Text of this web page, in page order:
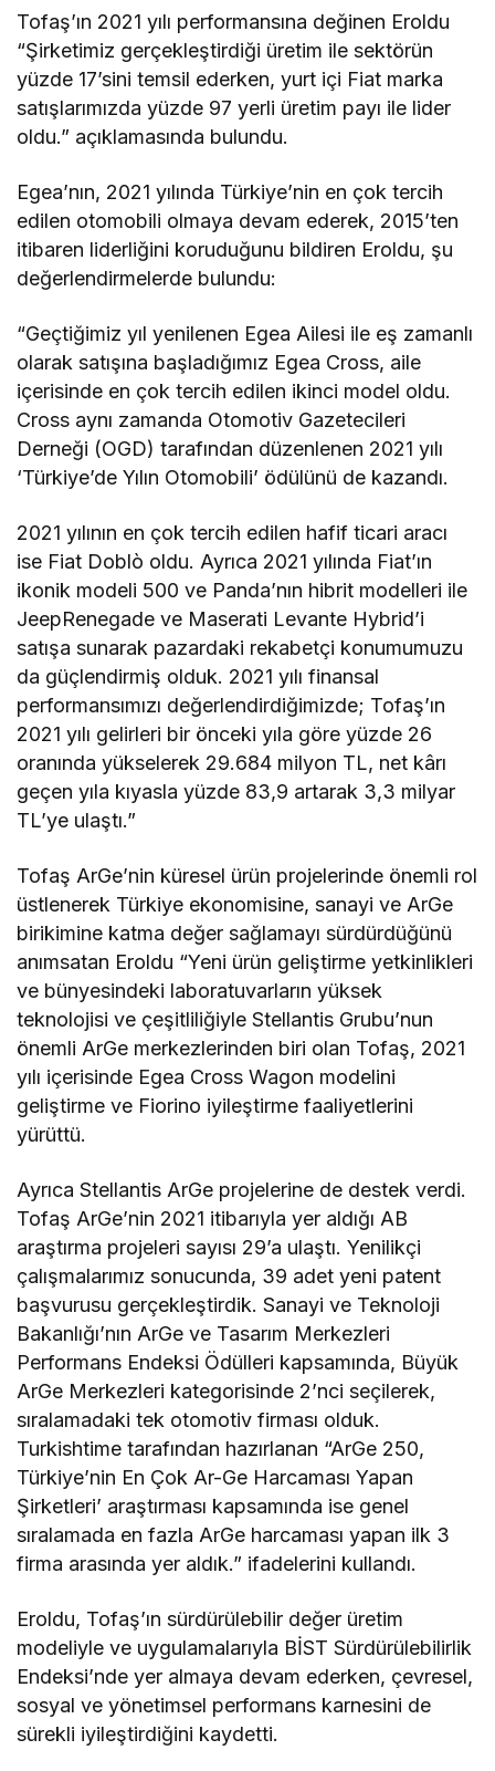
Tofaş’ın 2021 yılı performansına değinen Eroldu
“Şirketimiz gerçekleştirdiği üretim ile sektörün
yüzde 17’sini temsil ederken, yurt içi Fiat marka
satışlarımızda yüzde 97 yerli üretim payı ile lider
oldu.” açıklamasında bulundu.
Egea’nın, 2021 yılında Türkiye’nin en çok tercih
edilen otomobili olmaya devam ederek, 2015’ten
itibaren liderliğini koruduğunu bildiren Eroldu, şu
değerlendirmelerde bulundu:
“Geçtiğimiz yıl yenilenen Egea Ailesi ile eş zamanlı
olarak satışına başladığımız Egea Cross, aile
içerisinde en çok tercih edilen ikinci model oldu.
Cross aynı zamanda Otomotiv Gazetecileri
Derneği (OGD) tarafından düzenlenen 2021 yılı
‘Türkiye’de Yılın Otomobili’ ödülünü de kazandı.
2021 yılının en çok tercih edilen hafif ticari aracı
ise Fiat Doblò oldu. Ayrıca 2021 yılında Fiat’ın
ikonik modeli 500 ve Panda’nın hibrit modelleri ile
JeepRenegade ve Maserati Levante Hybrid’i
satışa sunarak pazardaki rekabetçi konumumuzu
da güçlendirmiş olduk. 2021 yılı finansal
performansımızı değerlendirdiğimizde; Tofaş’ın
2021 yılı gelirleri bir önceki yıla göre yüzde 26
oranında yükselerek 29.684 milyon TL, net kârı
geçen yıla kıyasla yüzde 83,9 artarak 3,3 milyar
TL’ye ulaştı.”
Tofaş ArGe’nin küresel ürün projelerinde önemli rol
üstlenerek Türkiye ekonomisine, sanayi ve ArGe
birikimine katma değer sağlamayı sürdürdüğünü
anımsatan Eroldu “Yeni ürün geliştirme yetkinlikleri
ve bünyesindeki laboratuvarların yüksek
teknolojisi ve çeşitliliğiyle Stellantis Grubu’nun
önemli ArGe merkezlerinden biri olan Tofaş, 2021
yılı içerisinde Egea Cross Wagon modelini
geliştirme ve Fiorino iyileştirme faaliyetlerini
yürüttü.
Ayrıca Stellantis ArGe projelerine de destek verdi.
Tofaş ArGe’nin 2021 itibarıyla yer aldığı AB
araştırma projeleri sayısı 29’a ulaştı. Yenilikçi
çalışmalarımız sonucunda, 39 adet yeni patent
başvurusu gerçekleştirdik. Sanayi ve Teknoloji
Bakanlığı’nın ArGe ve Tasarım Merkezleri
Performans Endeksi Ödülleri kapsamında, Büyük
ArGe Merkezleri kategorisinde 2’nci seçilerek,
sıralamadaki tek otomotiv firması olduk.
Turkishtime tarafından hazırlanan “ArGe 250,
Türkiye’nin En Çok Ar-Ge Harcaması Yapan
Şirketleri’ araştırması kapsamında ise genel
sıralamada en fazla ArGe harcaması yapan ilk 3
firma arasında yer aldık.” ifadelerini kullandı.
Eroldu, Tofaş’ın sürdürülebilir değer üretim
modeliyle ve uygulamalarıyla BİST Sürdürülebilirlik
Endeksi’nde yer almaya devam ederken, çevresel,
sosyal ve yönetimsel performans karnesini de
sürekli iyileştirdiğini kaydetti.